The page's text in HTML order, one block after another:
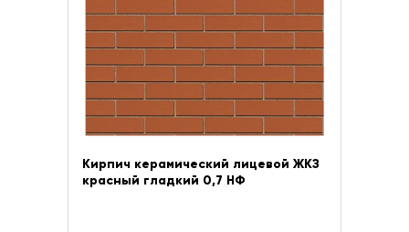
Кирпич керамический лицевой ЖКЗ
красный гладкий 0,7 НФ